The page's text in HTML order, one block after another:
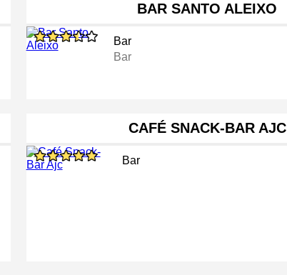
BAR SANTO ALEIXO
Bar
Bar
CAFÉ SNACK-BAR AJC
Bar